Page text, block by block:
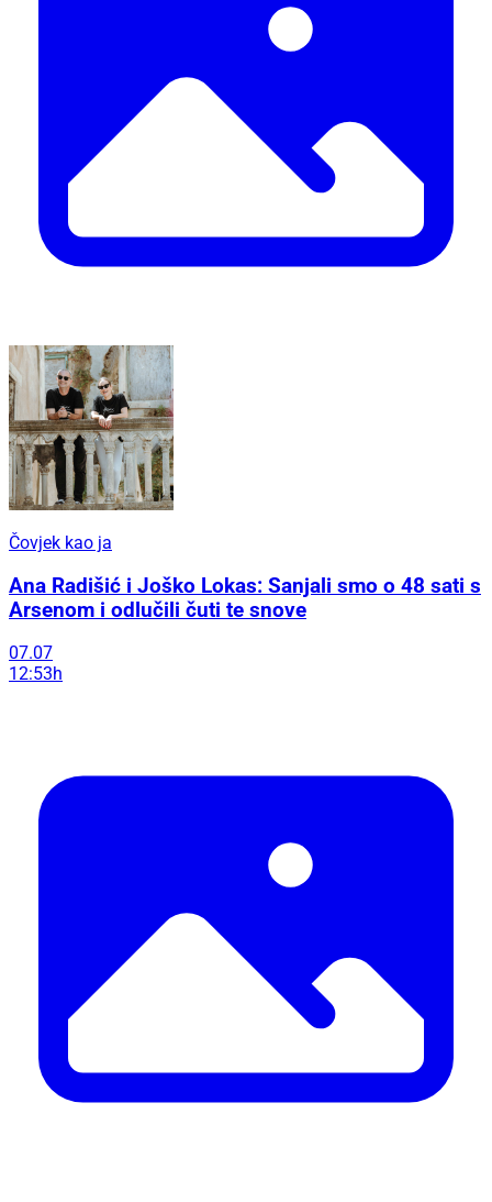
Čovjek kao ja
Ana Radišić i Joško Lokas: Sanjali smo o 48 sati s
Arsenom i odlučili čuti te snove
07.07
12:53h